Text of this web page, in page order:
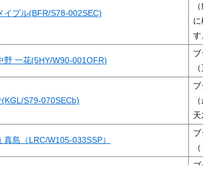
イプル(BFR/S78-002SEC)
す
野 一花(5HY/W90-001OFR)
ブ
S79-070SECb)
ブ
天
真島（LRC/W105-033SSP）
ブ
ブ